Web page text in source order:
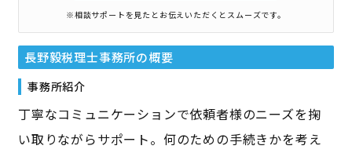
※相談サポートを見たとお伝えいただくとスムーズです。
長野毅税理士事務所の概要
事務所紹介
丁寧なコミュニケーションで依頼者様のニーズを掬
い取りながらサポート。何のための手続きかを考え